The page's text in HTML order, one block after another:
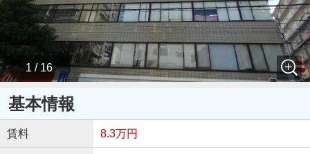
1 / 16
基本情報
賃料 8.3万円